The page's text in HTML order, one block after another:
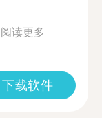
阅读更多
下载软件